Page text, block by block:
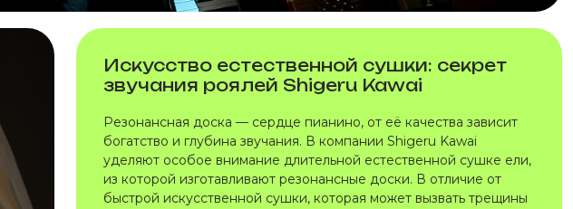
Искусство естественной сушки: секрет
звучания роялей Shigeru Kawai
Резонансная доска — сердце пианино, от её качества зависит
богатство и глубина звучания. В компании Shigeru Kawai
уделяют особое внимание длительной естественной сушке ели,
из которой изготавливают резонансные доски. В отличие от
быстрой искусственной сушки, которая может вызвать трещины